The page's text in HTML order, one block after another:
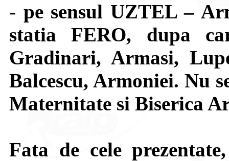
- pe sensul UZTEL –
statia FERO, dupa
Gradinari, Armasi,
Balcescu, Armoniei. Nu
Maternitate si Biserica
Fata de cele